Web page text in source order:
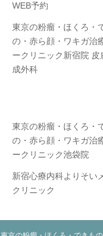
WEB予約
東京の粉瘤・ほくろ・
の・赤ら顔・ワキガ治
ークリニック新宿院 皮
成外科
東京の粉瘤・ほくろ・
の・赤ら顔・ワキガ治
ークリニック池袋院
新宿心療内科よりそい
クリニック